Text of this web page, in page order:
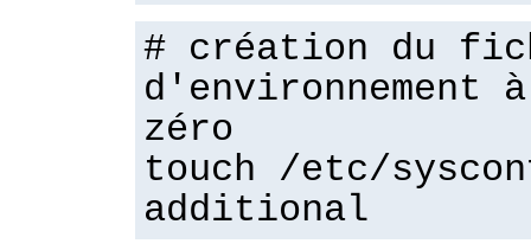
# création du
d'environnement
zéro
touch /etc/
additional